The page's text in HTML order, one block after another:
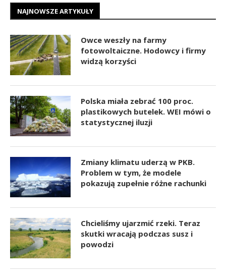
NAJNOWSZE ARTYKUŁY
Owce weszły na farmy
fotowoltaiczne. Hodowcy i firmy
widzą korzyści
Polska miała zebrać 100 proc.
plastikowych butelek. WEI mówi o
statystycznej iluzji
Zmiany klimatu uderzą w PKB.
Problem w tym, że modele
pokazują zupełnie różne rachunki
Chcieliśmy ujarzmić rzeki. Teraz
skutki wracają podczas susz i
powodzi